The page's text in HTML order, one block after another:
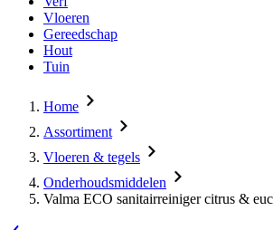
Vloeren
Gereedschap
Hout
Tuin
Home
Assortiment
Vloeren & tegels
Onderhoudsmiddelen
Valma ECO sanitairreiniger citrus &